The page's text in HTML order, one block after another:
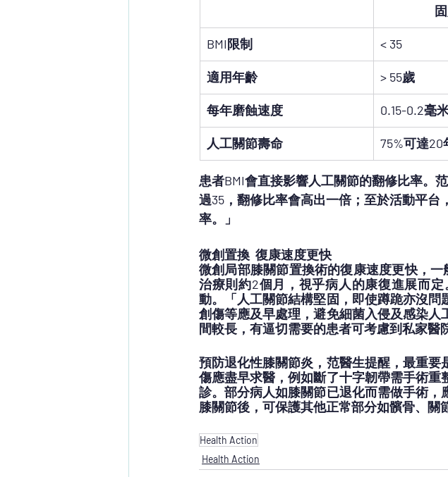
BMI限制 < 35
適用年齡 > 55歲
每年磨蝕速度 0.15-0.2毫
人工關節壽命 75%可達20
患者BMI會直接影響人工關節的翻修比率。
過35，翻修比率會高出一倍；至於活動平台
率。」
微創置換  復康速度更快
微創局部膝關節置換術的復康速度更快，
治療則約2個月，視乎病人的康復進展而
動。「人工關節結構堅固，即使蹲跪亦沒問
創傷等應及早處理，避免細菌入侵及感染
間較長，有逼切需要的患者可考慮到私家醫
預防退化性膝關節炎，范醫生提醒，最重
傷應盡早求醫，例如斷了十字韌帶需手術
診。部分病人如膝關節已退化而需做手術
膝關節後，可保護其他正常部分如髕骨、關
Health Action
Health Action